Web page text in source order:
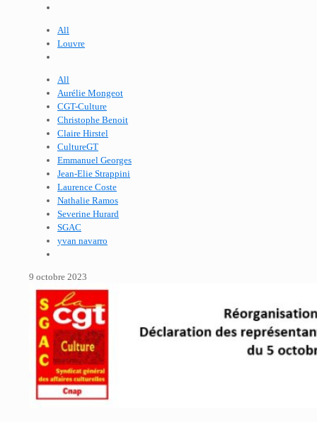
All
Louvre
All
Aurélie Mongeot
CGT-Culture
Christophe Benoit
Claire Hirstel
CultureGT
Emmanuel Georges
Jean-Elie Strappini
Laurence Coste
Nathalie Ramos
Severine Hurard
SGAC
yvan navarro
9 octobre 2023